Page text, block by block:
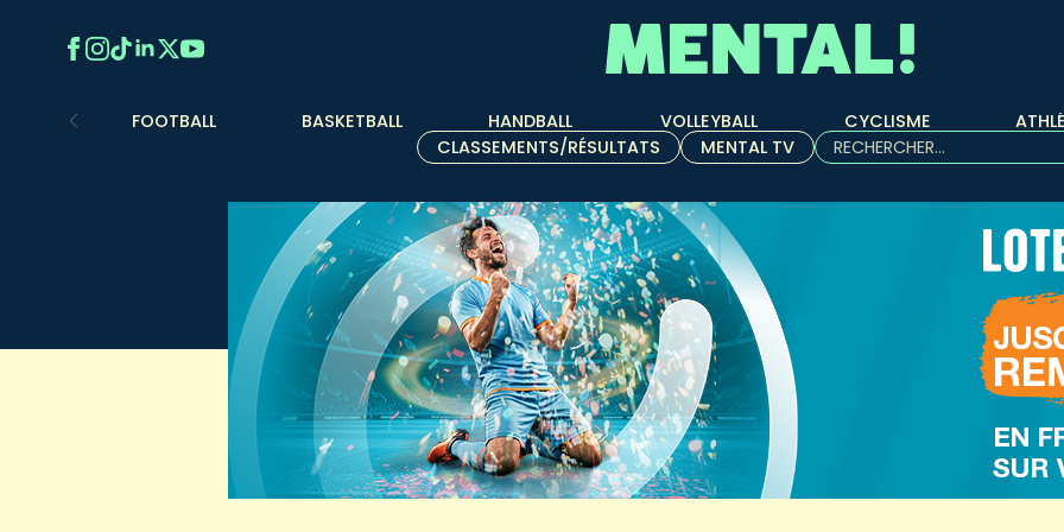
FOOTBALL BASKETBALL HANDBALL VOLLEYBALL CYCLISME
CLASSEMENTS/RÉSULTATS
MENTAL TV
Rechercher :